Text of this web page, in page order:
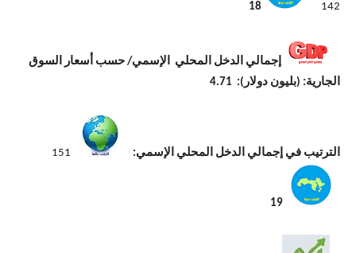
142
إجمالي الدخل المحلي الإسمي/ حسب أسعار السوق
الجارية: (بليون دولار): 4.71
الترتيب في إجمالي الدخل المحلي الإسمي: